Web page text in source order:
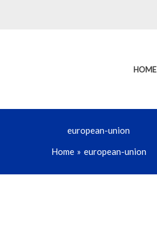
HOME
european-union
Home
european-union